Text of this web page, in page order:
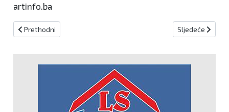
artinfo.ba
Prethodni članak: U napadu na tanker s hrvatskom posadom u
Prethodni Sljedeći
Sljedeće